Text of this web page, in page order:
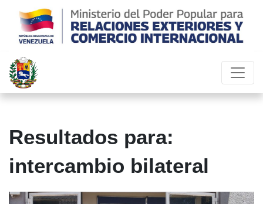
Resultados para:
intercambio bilateral